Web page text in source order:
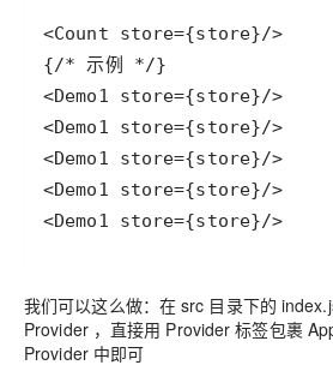
<Demo1 store={store}/>
我们可以这么做：在 src 目录下的
Provider ，直接用 Provider 标签包裹
Provider 中即可